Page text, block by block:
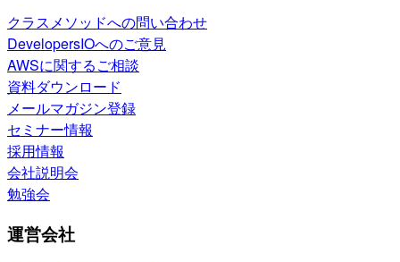
クラスメソッドへの問い合わせ
DevelopersIOへのご意見
AWSに関するご相談
資料ダウンロード
メールマガジン登録
セミナー情報
採用情報
会社説明会
勉強会
運営会社